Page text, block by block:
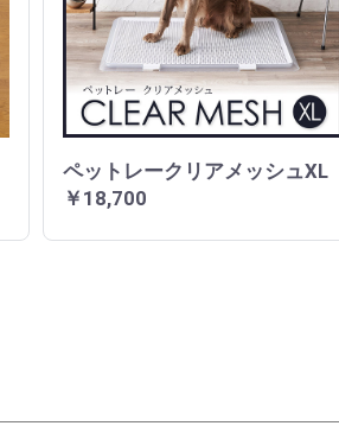
ペットレークリアメッシュXL
￥18,700